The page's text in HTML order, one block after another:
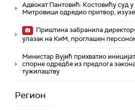
Адвокат Пантовић: Костовићу суд у
Митровици одредио притвор,
Приштина забранила
улазак на КиМ, проглашен
Министар Вујић прихватио
спорне одредбе из предлога
тужилаштву
Регион